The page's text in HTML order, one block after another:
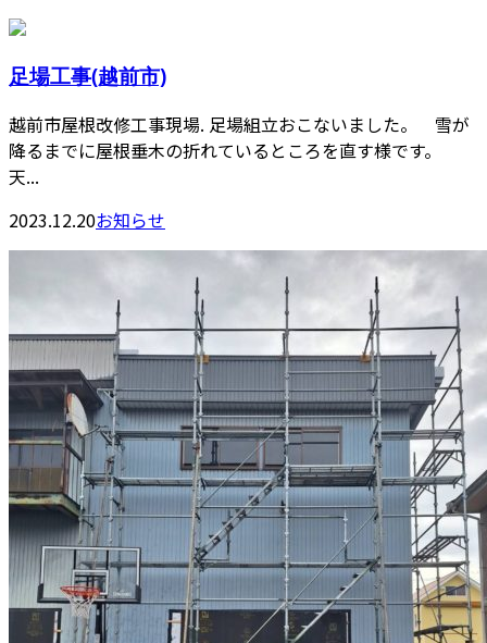
足場工事(越前市)
越前市屋根改修工事現場. 足場組立おこないました。 雪が
降るまでに屋根垂木の折れているところを直す様です。
天...
2023.12.20お知らせ